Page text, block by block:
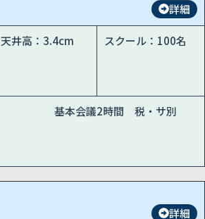
詳細
天井高：3.4cm スクール：100名
基本会議2時間 税・サ別
詳細